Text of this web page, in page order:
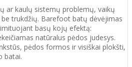
ar kaulų sistemų problemų, vaikų
trukdžių. Barefoot batų dėvėjimas
basų kojų efektą:
natūralus pėdos judesys.
pėdos formos ir visiškai plokšti,
batai.